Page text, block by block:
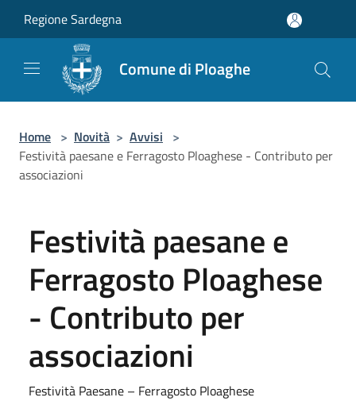
Regione Sardegna
Comune di Ploaghe
Home > Novità > Avvisi >
Festività paesane e Ferragosto Ploaghese - Contributo per
associazioni
Festività paesane e
Ferragosto Ploaghese
- Contributo per
associazioni
Festività Paesane – Ferragosto Ploaghese